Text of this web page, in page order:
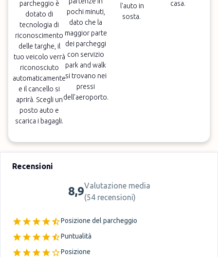
parcheggio è
dotato di
tecnologia di
riconoscimento
delle targhe, il
tuo veicolo verrà
riconosciuto
automaticamente
e il cancello si
aprirà. Scegli un
posto auto e
scarica i bagagli.
pochi minuti,
dato che la
maggior parte
dei parcheggi
con servizio
park and walk
si trovano nei
pressi
dell'aeroporto.
l'auto in
sosta.
casa.
Recensioni
8,9Valutazione media
(54 recensioni)
Posizione del parcheggio
Puntualità
Posizione